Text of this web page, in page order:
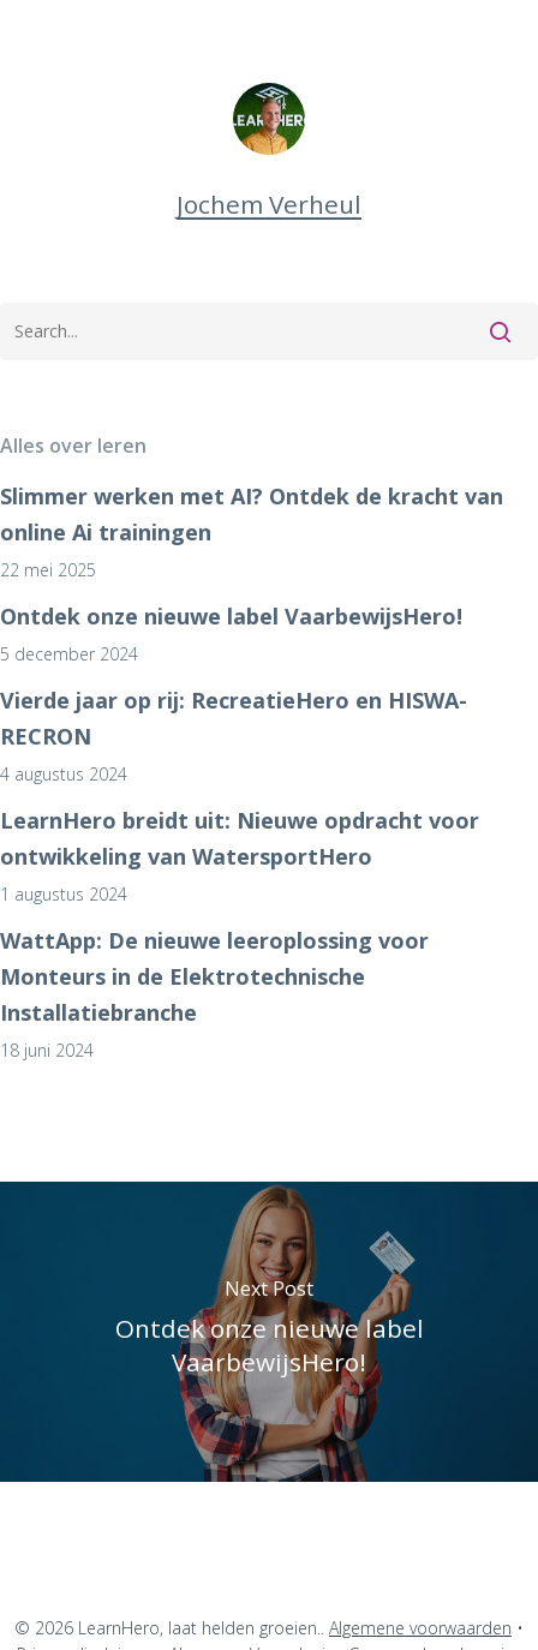
Jochem Verheul
Alles over leren
Slimmer werken met AI? Ontdek de kracht van
online Ai trainingen
22 mei 2025
Ontdek onze nieuwe label VaarbewijsHero!
5 december 2024
Vierde jaar op rij: RecreatieHero en HISWA-
RECRON
4 augustus 2024
LearnHero breidt uit: Nieuwe opdracht voor
ontwikkeling van WatersportHero
1 augustus 2024
WattApp: De nieuwe leeroplossing voor
Monteurs in de Elektrotechnische
Installatiebranche
18 juni 2024
Next Post
Ontdek onze nieuwe label
VaarbewijsHero!
© 2026 LearnHero, laat helden groeien.. Algemene voorwaarden •